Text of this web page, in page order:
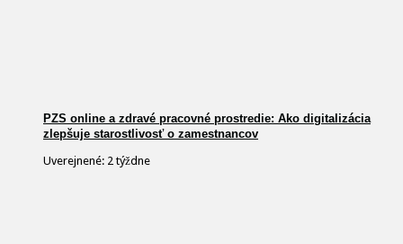
PZS online a zdravé pracovné prostredie: Ako digitalizácia
zlepšuje starostlivosť o zamestnancov
Uverejnené: 2 týždne